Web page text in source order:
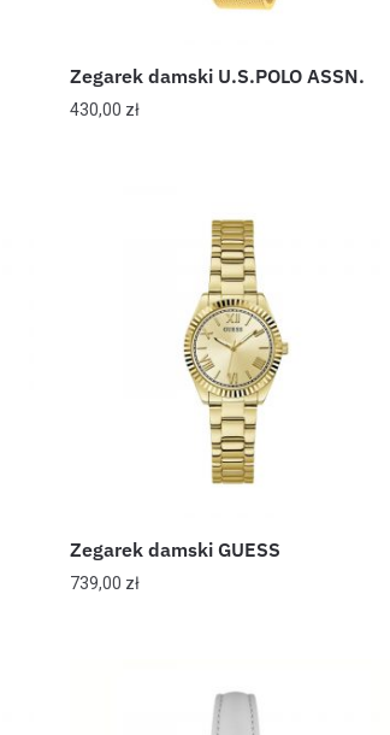
Zegarek damski U.S.POLO ASSN.
430,00 zł
Zegarek damski GUESS
739,00 zł